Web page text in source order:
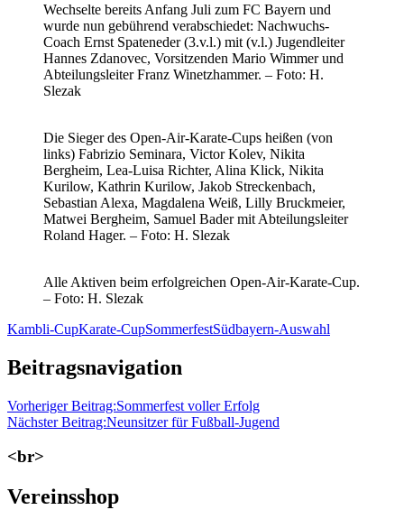
Wechselte bereits Anfang Juli zum FC Bayern und
wurde nun gebührend verabschiedet: Nachwuchs-
Coach Ernst Spateneder (3.v.l.) mit (v.l.) Jugendleiter
Hannes Zdanovec, Vorsitzenden Mario Wimmer und
Abteilungsleiter Franz Winetzhammer. – Foto: H.
Slezak
Die Sieger des Open-Air-Karate-Cups heißen (von
links) Fabrizio Seminara, Victor Kolev, Nikita
Bergheim, Lea-Luisa Richter, Alina Klick, Nikita
Kurilow, Kathrin Kurilow, Jakob Streckenbach,
Sebastian Alexa, Magdalena Weiß, Lilly Bruckmeier,
Matwei Bergheim, Samuel Bader mit Abteilungsleiter
Roland Hager. – Foto: H. Slezak
Alle Aktiven beim erfolgreichen Open-Air-Karate-Cup.
– Foto: H. Slezak
Kambli-CupKarate-CupSommerfestSüdbayern-Auswahl
Beitragsnavigation
Vorheriger Beitrag:Sommerfest voller Erfolg
Nächster Beitrag:Neunsitzer für Fußball-Jugend
<br>
Vereinsshop